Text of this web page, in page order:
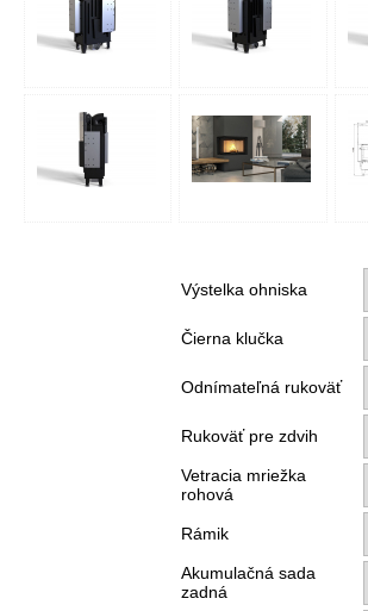
Výstelka ohniska
Čierna klučka
Odnímateľná rukoväť
Rukoväť pre zdvih
Vetracia mriežka
rohová
Rámik
Akumulačná sada
zadná